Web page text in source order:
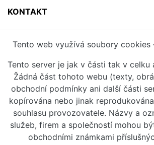
KONTAKT
Tento web využívá soubory cookies
Tento server je jak v části tak v celku
Žádná část tohoto webu (texty,
obchodní podmínky ani další části
kopírována nebo jinak
souhlasu provozovatele. Názvy a
služeb, firem a společností mohou
obchodními známkami